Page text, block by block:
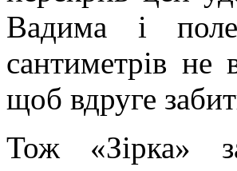
Вадима і
сантиметрів
щоб вдруге
Тож «Зірка»